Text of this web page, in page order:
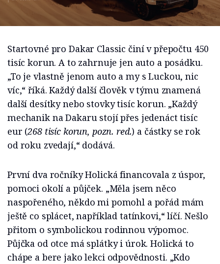
s kamarádem úspěšně živí cestování
Startovné pro Dakar Classic činí v přepočtu 450
tisíc korun. A to zahrnuje jen auto a posádku.
„To je vlastně jenom auto a my s Luckou, nic
víc,“ říká. Každý další člověk v týmu znamená
další desítky nebo stovky tisíc korun. „Každý
mechanik na Dakaru stojí přes jedenáct tisíc
eur (268 tisíc korun, pozn. red.) a částky se rok
od roku zvedají,“ dodává.
První dva ročníky Holická financovala z úspor,
pomoci okolí a půjček. „Měla jsem něco
naspořeného, někdo mi pomohl a pořád mám
ještě co splácet, například tatínkovi,“ líčí. Nešlo
přitom o symbolickou rodinnou výpomoc.
Půjčka od otce má splátky i úrok. Holická to
chápe a bere jako lekci odpovědnosti. „Kdo